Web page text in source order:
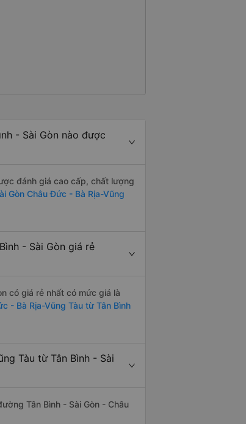
- Sài Gòn nào được
đánh giá cao cấp, chất lượng
Gòn Châu Đức - Bà Rịa-Vũng
- Sài Gòn giá rẻ
có giá rẻ nhất có mức giá là
- Bà Rịa-Vũng Tàu từ Tân Bình
Tàu từ Tân Bình - Sài
Tân Bình - Sài Gòn - Châu